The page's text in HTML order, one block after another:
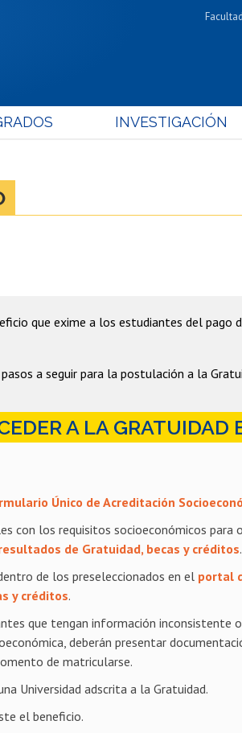
Cs.
INVESTIGACIÓN
que exime a los estudiantes del pago
a seguir para la postulación a la
A LA GRATUIDAD
Único de Acreditación
con los requisitos socioeconómicos para
de Gratuidad, becas y créditos.
de los preseleccionados en el portal
y créditos.
que tengan información inconsistente
deberán presentar
de matricularse.
Universidad adscrita a la Gratuidad.
el beneficio.